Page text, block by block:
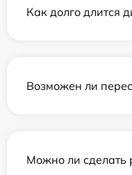
Как долго длится
Возможен ли
Можно ли сделать